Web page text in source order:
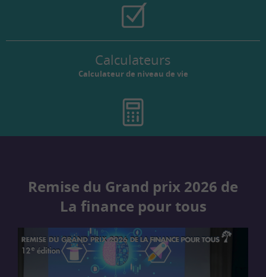
Calculateurs
Calculateur de niveau de vie
Remise du Grand prix 2026 de
La finance pour tous